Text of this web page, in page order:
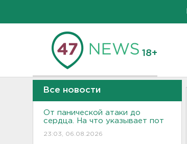
18+
Все новости
От панической атаки до
сердца. На что указывает пот
23:03, 06.08.2026